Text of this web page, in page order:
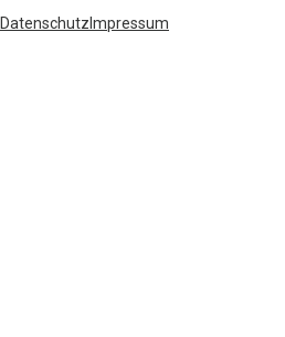
Datenschutz Impressum